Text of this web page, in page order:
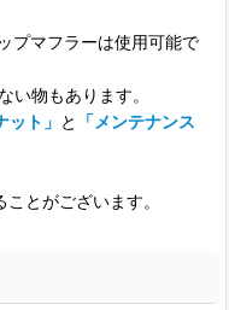
プマフラーは使用可能で
物もあります。
ット」 と
「メンテナンス
とがございます。